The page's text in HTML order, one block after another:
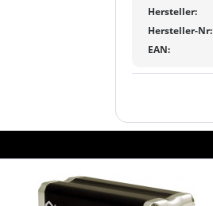
Hersteller:
Hersteller-Nr:
EAN: